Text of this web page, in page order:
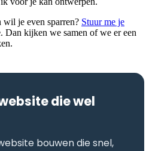
je even sparren? Stuur me je
Dan kijken we samen of we er een
die wel
bouwen die snel,